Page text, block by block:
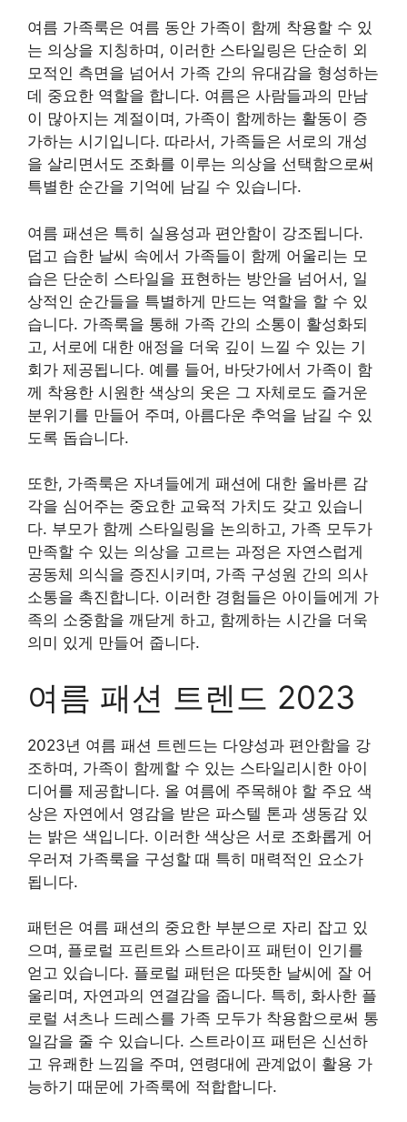
여름 가족룩은 여름 동안 가족이 함께 착용할 수 있
는 의상을 지칭하며, 이러한 스타일링은 단순히 외
모적인 측면을 넘어서 가족 간의 유대감을 형성하는
데 중요한 역할을 합니다. 여름은 사람들과의 만남
이 많아지는 계절이며, 가족이 함께하는 활동이 증
가하는 시기입니다. 따라서, 가족들은 서로의 개성
을 살리면서도 조화를 이루는 의상을 선택함으로써
특별한 순간을 기억에 남길 수 있습니다.
여름 패션은 특히 실용성과 편안함이 강조됩니다.
덥고 습한 날씨 속에서 가족들이 함께 어울리는 모
습은 단순히 스타일을 표현하는 방안을 넘어서, 일
상적인 순간들을 특별하게 만드는 역할을 할 수 있
습니다. 가족룩을 통해 가족 간의 소통이 활성화되
고, 서로에 대한 애정을 더욱 깊이 느낄 수 있는 기
회가 제공됩니다. 예를 들어, 바닷가에서 가족이 함
께 착용한 시원한 색상의 옷은 그 자체로도 즐거운
분위기를 만들어 주며, 아름다운 추억을 남길 수 있
도록 돕습니다.
또한, 가족룩은 자녀들에게 패션에 대한 올바른 감
각을 심어주는 중요한 교육적 가치도 갖고 있습니
다. 부모가 함께 스타일링을 논의하고, 가족 모두가
만족할 수 있는 의상을 고르는 과정은 자연스럽게
공동체 의식을 증진시키며, 가족 구성원 간의 의사
소통을 촉진합니다. 이러한 경험들은 아이들에게 가
족의 소중함을 깨닫게 하고, 함께하는 시간을 더욱
의미 있게 만들어 줍니다.
여름 패션 트렌드 2023
2023년 여름 패션 트렌드는 다양성과 편안함을 강
조하며, 가족이 함께할 수 있는 스타일리시한 아이
디어를 제공합니다. 올 여름에 주목해야 할 주요 색
상은 자연에서 영감을 받은 파스텔 톤과 생동감 있
는 밝은 색입니다. 이러한 색상은 서로 조화롭게 어
우러져 가족룩을 구성할 때 특히 매력적인 요소가
됩니다.
패턴은 여름 패션의 중요한 부분으로 자리 잡고 있
으며, 플로럴 프린트와 스트라이프 패턴이 인기를
얻고 있습니다. 플로럴 패턴은 따뜻한 날씨에 잘 어
울리며, 자연과의 연결감을 줍니다. 특히, 화사한 플
로럴 셔츠나 드레스를 가족 모두가 착용함으로써 통
일감을 줄 수 있습니다. 스트라이프 패턴은 신선하
고 유쾌한 느낌을 주며, 연령대에 관계없이 활용 가
능하기 때문에 가족룩에 적합합니다.